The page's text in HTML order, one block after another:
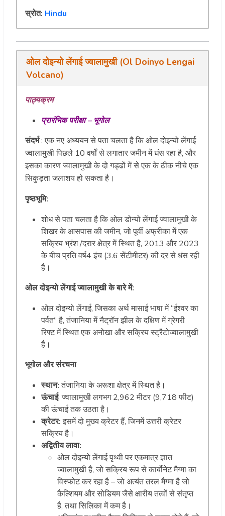
स्रोत: Hindu
ओल दोइन्यो लेंगाई ज्वालामुखी(Ol Doinyo Lengai
Volcano)
पाठ्यक्रम
प्रारंभिक परीक्षा – भूगोल
संदर्भ: एक नए अध्ययन से पता चलता है कि ओल दोइन्यो लेंगाई
ज्वालामुखी पिछले 10 वर्षों से लगातार जमीन में धंस रहा है, और
इसका कारण ज्वालामुखी के दो गड्ढों में से एक के ठीक नीचे एक
सिकुड़ता जलाशय हो सकता है।
पृष्ठभूमि:
शोध से पता चलता है कि ओल डोन्यो लेंगाई ज्वालामुखी के
शिखर के आसपास की जमीन, जो पूर्वी अफ्रीका में एक
सक्रिय भ्रंश /दरार क्षेत्र में स्थित है, 2013 और 2023
के बीच प्रति वर्ष4 इंच (3.6 सेंटीमीटर) की दर से धंस रही
है।
ओल दोइन्यो लेंगाई ज्वालामुखी के बारे में:
ओल दोइन्यो लेंगाई, जिसका अर्थ मासाई भाषा में “ईश्वर का
पर्वत” है, तंजानिया में नैट्रॉन झील के दक्षिण में ग्रेगरी
रिफ्ट में स्थित एक अनोखा और सक्रिय स्ट्रैटोज्वालामुखी
है।
भूगोल और संरचना
स्थान:तंजानिया के अरूशा क्षेत्र में स्थित है।
ऊंचाई: ज्वालामुखी लगभग 2,962 मीटर (9,718 फीट)
की ऊंचाई तक उठता है।
क्रेटर:इसमें दो मुख्य क्रेटर हैं, जिनमें उत्तरी क्रेटर
सक्रिय है।
अद्वितीयलावा:
ओल दोइन्यो लेंगाई पृथ्वी पर एकमात्र ज्ञात
ज्वालामुखी है, जो सक्रिय रूप से कार्बोनेट मैग्मा का
विस्फोट कर रहा है – जो अत्यंत तरल मैग्मा है जो
कैल्शियम और सोडियम जैसे क्षारीय तत्वों से संतृप्त
है, तथा सिलिका में कम है।